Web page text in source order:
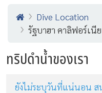
Dive Location
รัฐบาฮา คาลิฟอร์เนี
ทริปดำน้ำของเรา
ยังไม่ระบุวันที่แน่นอน